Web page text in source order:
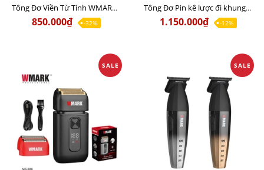
Tông Đơ Viền Từ Tính WMARK NG-9215 Chất lượng giá tốt
850.000₫ -32%
Tông Đơ Pin kê lược đi khung WMARK NG-2038 Chính Hãng
1.150.000₫ -12%
SALE SALE